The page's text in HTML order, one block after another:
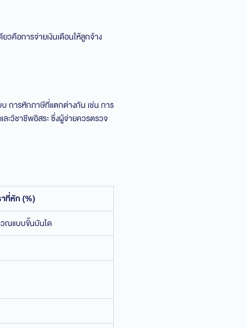
คือการจ่ายเงินเดือนให้ลูกจ้าง
บ การหักภาษีที่แตกต่างกัน เช่น การ
ะวิชาชีพอิสระ ซึ่งผู้จ่ายควรตรวจ
ที่หัก (%)
ณแบบขั้นบันได